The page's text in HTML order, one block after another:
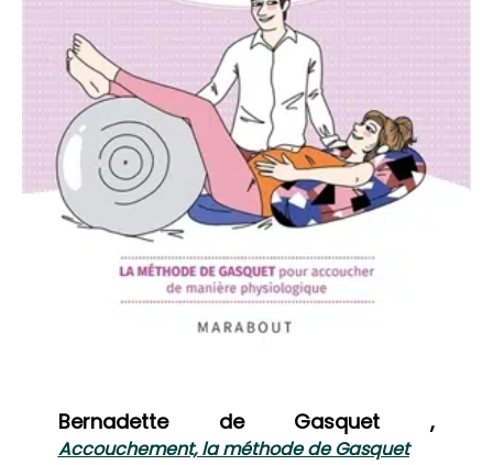
Bernadette de Gasquet ,
Accouchement, la méthode de Gasquet